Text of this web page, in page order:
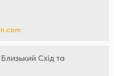
Схід та